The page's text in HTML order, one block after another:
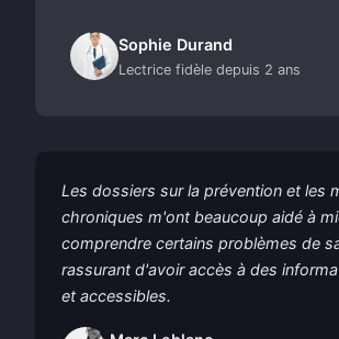
Sophie Durand
Lectrice fidèle depuis 2 ans
Les dossiers sur la prévention et les
chroniques m'ont beaucoup aidé à
comprendre certains problèmes de
rassurant d'avoir accès à des
et accessibles.